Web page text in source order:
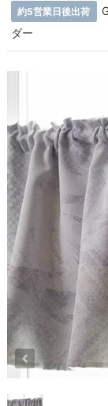
約5営業日後出荷
ダー